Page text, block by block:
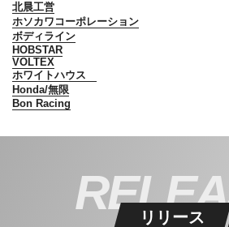
北晨工営
ホソカワコーポレーション
ボディライン
HOBSTAR
VOLTEX
ホワイトハウス
Honda/無限
Bon Racing
リリース